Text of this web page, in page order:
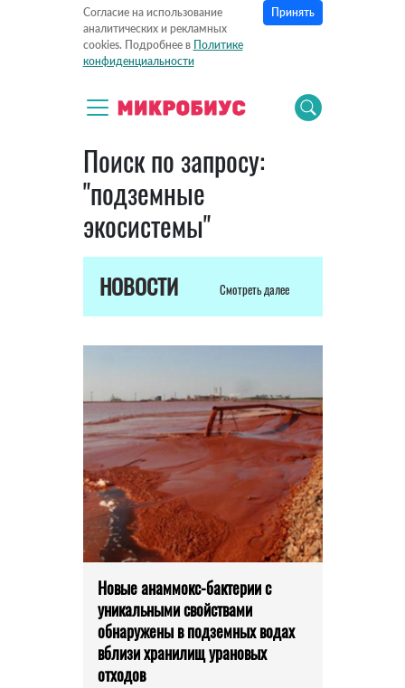
Согласие на использование
аналитических и рекламных
cookies. Подробнее в Политике
конфиденциальности
Принять
Поиск по запросу:
"подземные
экосистемы"
НОВОСТИ Смотреть далее
Новые анаммокс-бактерии с
уникальными свойствами
обнаружены в подземных водах
вблизи хранилищ урановых
отходов